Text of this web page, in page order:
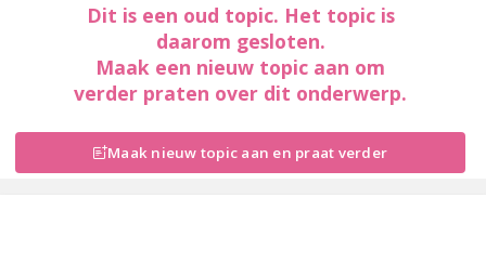
Dit is een oud topic. Het topic is
daarom gesloten.
Maak een nieuw topic aan om
verder praten over dit onderwerp.
Maak nieuw topic aan en praat verder